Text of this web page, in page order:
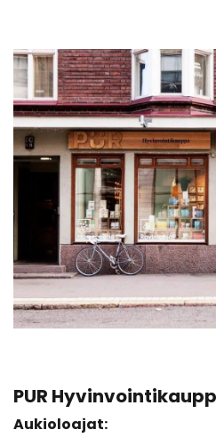
PUR
Aukioloajat: